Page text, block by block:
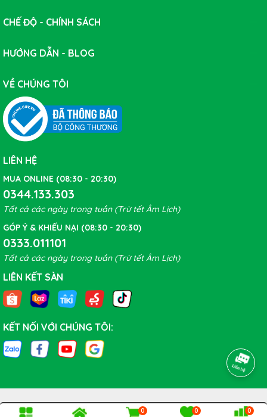
Xe đạp Touring GIANT ESCAPE RX 2 Disc 2023 - Xanh
CHẾ ĐỘ - CHÍNH SÁCH
HƯỚNG DẪN - BLOG
VỀ CHÚNG TÔI
LIÊN HỆ
MUA ONLINE (08:30 - 20:30)
0344.133.303
Tất cả các ngày trong tuần (Trừ tết Âm Lịch)
GÓP Ý & KHIẾU NẠI (08:30 - 20:30)
0333.011101
Tất cả các ngày trong tuần (Trừ tết Âm Lịch)
LIÊN KẾT SÀN
KẾT NỐI VỚI CHÚNG TÔI:
0 0 0